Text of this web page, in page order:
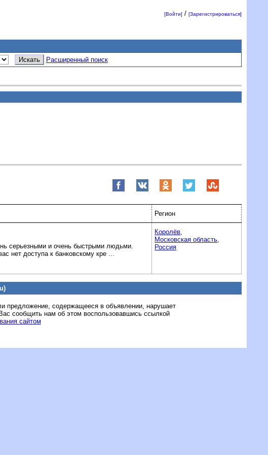
[Войти] /[Зарегистрироваться]
Расширенный поиск
Регион
серьезными и очень быстрыми людьми.
нет доступа к банковскому кре ...
Королёв,
Московская область,
Россия
предложение, содержащееся в объявлении, нарушает
сообщить нам об этом воспользовавшись ссылкой
сайтом